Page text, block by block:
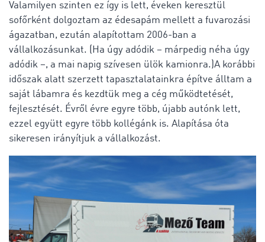
Valamilyen szinten ez így is lett, éveken keresztül
sofőrként dolgoztam az édesapám mellett a fuvarozási
ágazatban, ezután alapítottam 2006-ban a
vállalkozásunkat. (Ha úgy adódik – márpedig néha úgy
adódik –, a mai napig szívesen ülök kamionra.)A korábbi
időszak alatt szerzett tapasztalatainkra építve álltam a
saját lábamra és kezdtük meg a cég működtetését,
fejlesztését. Évről évre egyre több, újabb autónk lett,
ezzel együtt egyre több kollégánk is. Alapítása óta
sikeresen irányítjuk a vállalkozást.